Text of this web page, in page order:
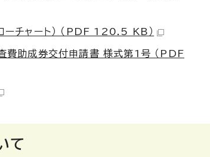
ーチャート） （PDF 120.5 KB）
費助成券交付申請書 様式第1号 （PDF
て